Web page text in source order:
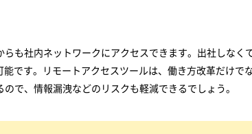
も社内ネットワークにアクセスできます。出社しなく
です。リモートアクセスツールは、働き方改革だけでな
で、情報漏洩などのリスクも軽減できるでしょう。